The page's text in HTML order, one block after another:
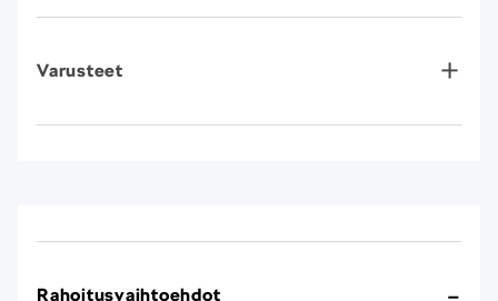
Varusteet
Rahoitusvaihtoehdot